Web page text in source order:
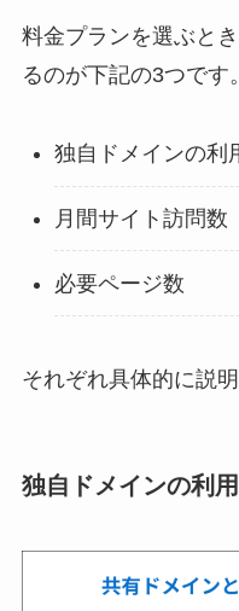
料金プランを選ぶと
るのが下記の3つです。
独自ドメインの利
月間サイト訪問数
必要ページ数
それぞれ具体的に説明
独自ドメインの利用